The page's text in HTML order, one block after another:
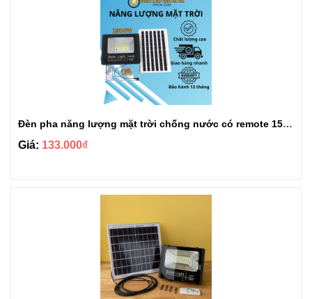
Đèn pha năng lượng mặt trời chống nước có remote 1500w
Giá: 133.000₫